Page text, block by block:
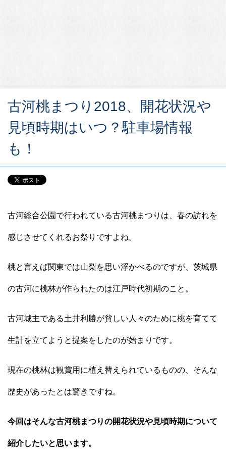
古河桃まつり2018、開花状況や
見頃時期はいつ？駐車場情報
も！
古河総合公園で行われている古河桃まつりは、春の訪れを
感じさせてくれるお祭りですよね。
桃と言えば関東では山梨を思い浮かべるのですが、茨城県
の古河に桃林が作られたのは江戸時代初期のこと。
古河城主である土井利勝が貧しい人々のために桃を育てて
生計を立てようと提案をしたのが始まりです。
現在の桃林は観賞用に植え替えられているものの、そんな
歴史があったとは驚きですね。
今回はそんな古河桃まつりの開花状況や見頃時期について
紹介したいと思います。